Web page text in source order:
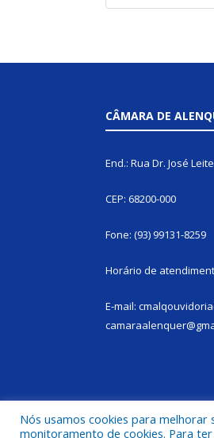
CÂMARA DE
End.: Rua Dr. José
CEP: 68200-000
Fone: (93) 99131-8259
Horário de
E-mail:
Nós usamos cookies para
monitoramento de cookies. Para